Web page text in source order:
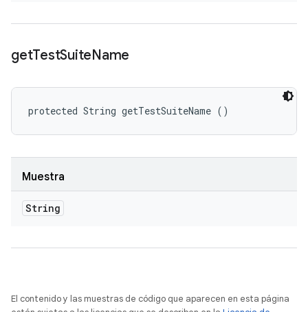
getTestSuiteName
protected String getTestSuiteName ()
Muestra
String
El contenido y las muestras de código que aparecen en esta página